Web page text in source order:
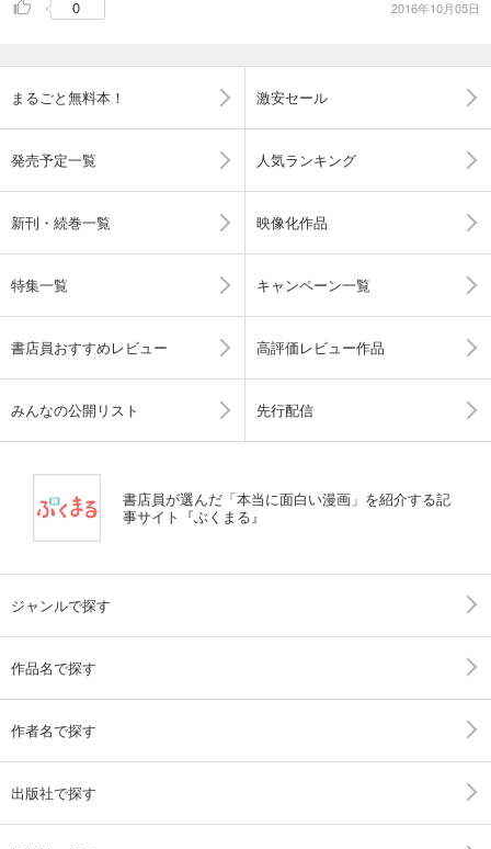
0 2016年10月05日
まるごと無料本！ 激安セール
発売予定一覧 人気ランキング
新刊・続巻一覧 映像化作品
特集一覧 キャンペーン一覧
書店員おすすめレビュー 高評価レビュー作品
みんなの公開リスト 先行配信
書店員が選んだ「本当に面白い漫画」を紹介する記
事サイト『ぶくまる』
ジャンルで探す
作品名で探す
作者名で探す
出版社で探す